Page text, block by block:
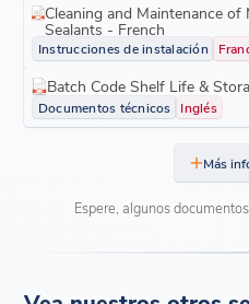
Cleaning and Maintenance
Sealants - French
Instrucciones de instalación
Batch Code Shelf Life &
Documentos técnicos Inglés
Más
Espere, algunos